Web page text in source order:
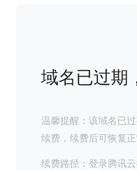
域名已过期
温馨提醒：该域名已
续费，续费后可恢复
续费路径：登录腾讯